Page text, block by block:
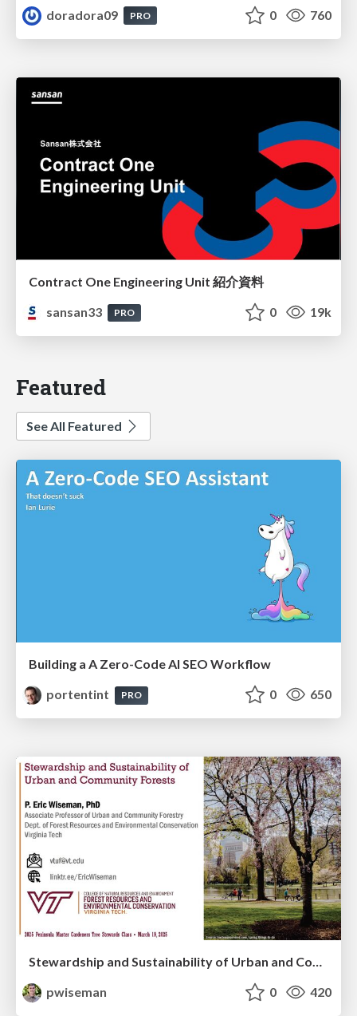
doradora09
PRO 0 760
Contract One Engineering Unit 紹介資料
sansan33
PRO 0 19k
Featured
See All Featured
Building a A Zero-Code AI SEO Workflow
portentint
PRO 0 650
Stewardship and Sustainability of Urban and Community Forests
pwiseman
0 420